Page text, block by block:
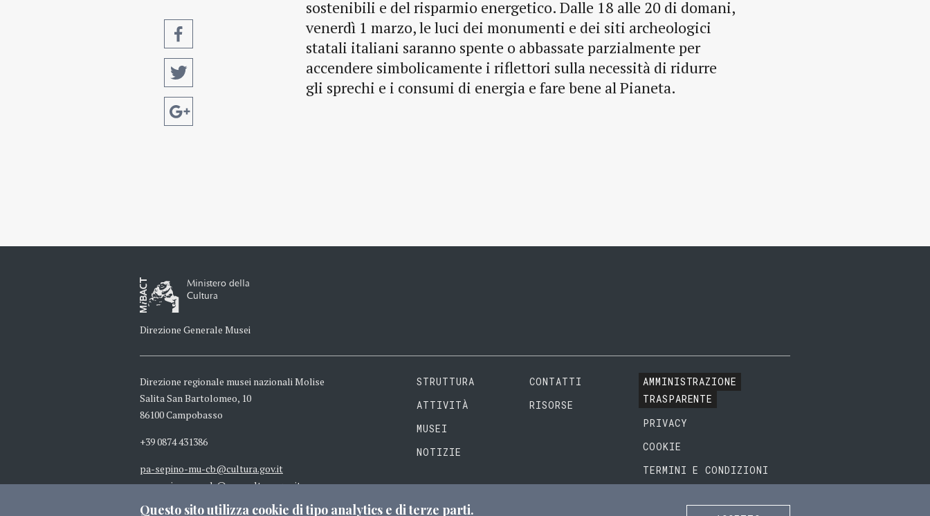
sostenibili e del risparmio energetico. Dalle 18 alle 20 di domani,
venerdì 1 marzo, le luci dei monumenti e dei siti archeologici
statali italiani saranno spente o abbassate parzialmente per
accendere simbolicamente i riflettori sulla necessità di ridurre
gli sprechi e i consumi di energia e fare bene al Pianeta.
Ministero della
Cultura
Direzione Generale Musei
Direzione regionale musei nazionali Molise
Salita San Bartolomeo, 10
86100 Campobasso
+39 0874 431386
pa-sepino-mu-cb@cultura.gov.it
pa-sepino-mu-cb@pec.cultura.gov.it
STRUTTURA
ATTIVITÀ
MUSEI
NOTIZIE
CONTATTI
RISORSE
AMMINISTRAZIONE
TRASPARENTE
PRIVACY
COOKIE
TERMINI E CONDIZIONI
Questo sito utilizza cookie di tipo analytics e di terze parti.